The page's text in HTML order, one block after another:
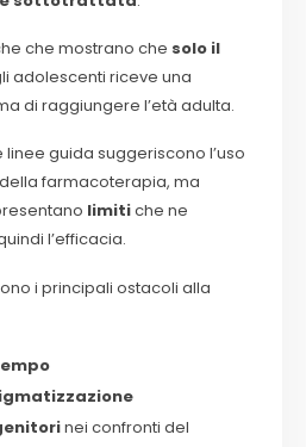
che mostrano che solo il
adolescenti riceve una
di raggiungere l’età adulta.
guida suggeriscono l’uso
farmacoterapia, ma
limitiche ne
l’efficacia.
i principali ostacoli alla
nei confronti del